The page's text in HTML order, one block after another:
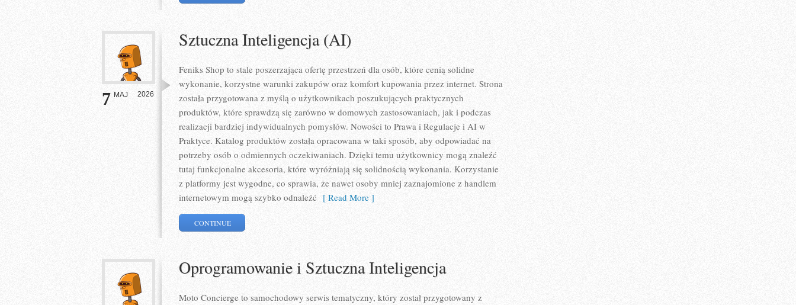
7 MAJ 2026
Sztuczna Inteligencja (AI)
Feniks Shop to stale poszerzająca ofertę przestrzeń dla osób, które cenią solidne
wykonanie, korzystne warunki zakupów oraz komfort kupowania przez internet. Strona
została przygotowana z myślą o użytkownikach poszukujących praktycznych
produktów, które sprawdzą się zarówno w domowych zastosowaniach, jak i podczas
realizacji bardziej indywidualnych pomysłów. Nowości to Prawa i Regulacje i AI w
Praktyce. Katalog produktów została opracowana w taki sposób, aby odpowiadać na
potrzeby osób o odmiennych oczekiwaniach. Dzięki temu użytkownicy mogą znaleźć
tutaj funkcjonalne akcesoria, które wyróżniają się solidnością wykonania. Korzystanie
z platformy jest wygodne, co sprawia, że nawet osoby mniej zaznajomione z handlem
internetowym mogą szybko odnaleźć [ Read More ]
CONTINUE
Oprogramowanie i Sztuczna Inteligencja
Moto Concierge to samochodowy serwis tematyczny, który został przygotowany z